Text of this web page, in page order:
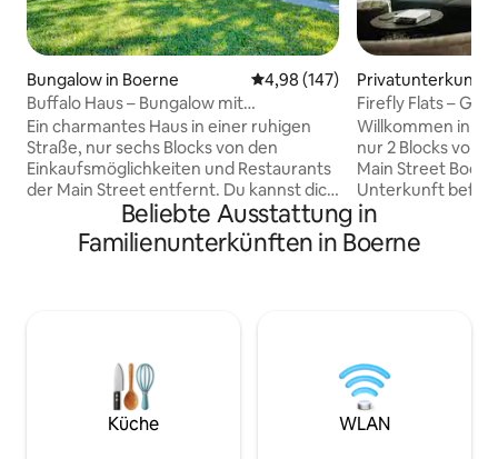
Bungalow in Boerne Durchschnittliche Bewertung:
4,98 (147)
Buffalo Haus – Bungalow mit
2 Schlafzimmern und Innenstadtlage
Ein charmantes Haus in einer ruhigen
Straße, nur sechs Blocks von den
Einkaufsmöglichkeiten und Restaurants
der Main Street entfernt. Du kannst dich
bequem in einem Kingsize- oder
Queensize-Bett ausruhen und
aufwachen, um die gut sortierte
Minuten von der River Road und ihren
vielen Restaurants entfernt sind, kannst
du dich dafür entscheiden, drinnen zu
bleiben und die voll ausgestattete Küche
Privatunterkunft
Firefly Flats –
Innenstadt
Willkommen in
nur 2 Blocks von
Main Street
Unterkunft
Nähe von
Restaurants und
saubere,
für Paare, ein
Wochenende
Genieße einen
Beliebte Ausstattung in
Familienunterkünften in Boerne
Küche WLAN